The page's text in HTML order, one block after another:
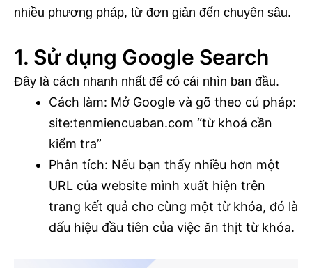
nhiều phương pháp, từ đơn giản đến chuyên sâu.
1. Sử dụng Google Search
Đây là cách nhanh nhất để có cái nhìn ban đầu.
Cách làm: Mở Google và gõ theo cú pháp:
site:tenmiencuaban.com “từ khoá cần
kiểm tra”
Phân tích: Nếu bạn thấy nhiều hơn một
URL của website mình xuất hiện trên
trang kết quả cho cùng một từ khóa, đó là
dấu hiệu đầu tiên của việc ăn thịt từ khóa.